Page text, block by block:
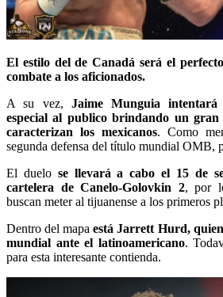
El estilo del de Canadá será el
combate a los aficionados.
A su vez, Jaime Munguia intentará
especial al publico brindando un gran
caracterizan los mexicanos. Como
segunda defensa del título mundial OMB,
El duelose llevará a cabo el 15 de
cartelera de Canelo-Golovkin 2, por
buscan meter al tijuanense a los primeros
Dentro del mapaestá Jarrett Hurd,
mundial ante el latinoamericano.
para esta interesante contienda.